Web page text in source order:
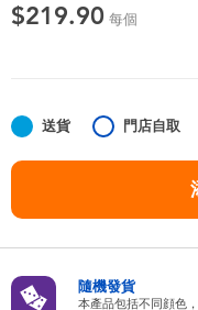
任天堂 Switch
人氣角色
$219.90 每個
送貨 門店自取
隨機發貨
本產品包括不同顔色